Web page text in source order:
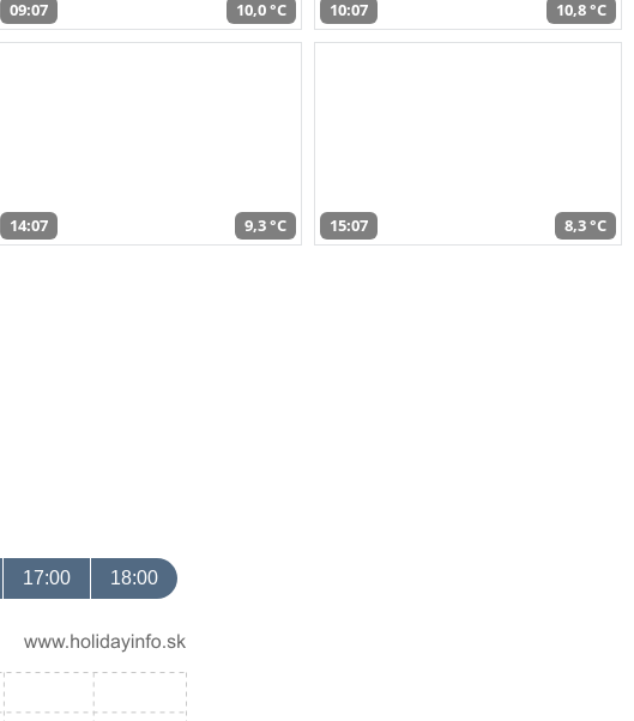
09:07 10,0 °C 10:07 10,8 °C
14:07 9,3 °C 15:07 8,3 °C
17:00 18:00